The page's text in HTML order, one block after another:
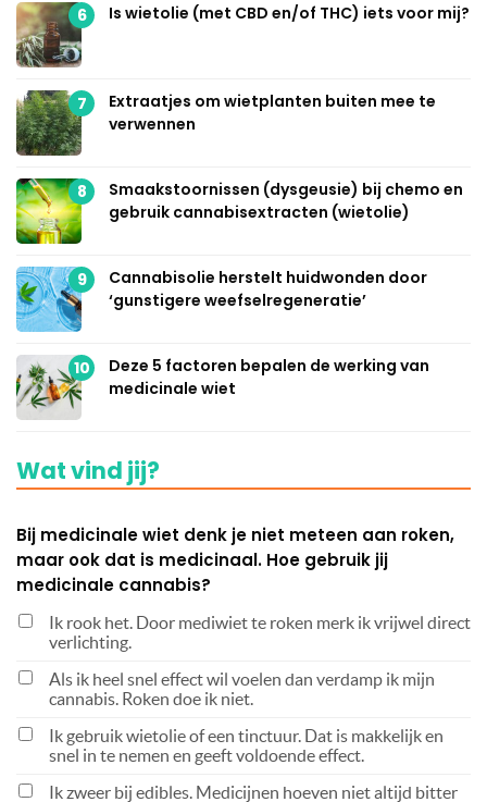
6 Is wietolie (met CBD en/of THC) iets voor mij?
7
Extraatjes om wietplanten buiten mee te
verwennen
8
Smaakstoornissen (dysgeusie) bij chemo en
gebruik cannabisextracten (wietolie)
9
Cannabisolie herstelt huidwonden door
‘gunstigere weefselregeneratie’
10
Deze 5 factoren bepalen de werking van
medicinale wiet
Wat vind jij?
Bij medicinale wiet denk je niet meteen aan roken,
maar ook dat is medicinaal. Hoe gebruik jij
medicinale cannabis?
Ik rook het. Door mediwiet te roken merk ik vrijwel direct
verlichting.
Als ik heel snel effect wil voelen dan verdamp ik mijn
cannabis. Roken doe ik niet.
Ik gebruik wietolie of een tinctuur. Dat is makkelijk en
snel in te nemen en geeft voldoende effect.
Ik zweer bij edibles. Medicijnen hoeven niet altijd bitter